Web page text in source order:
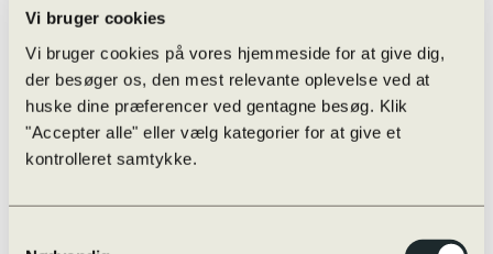
Vi bruger cookies
Vi bruger cookies på vores hjemmeside for at give dig,
der besøger os, den mest relevante oplevelse ved at
huske dine præferencer ved gentagne besøg. Klik
"Accepter alle" eller vælg kategorier for at give et
kontrolleret samtykke.
Studievejledere
Whistleblowerordning
Aktiviteter
Efter skoletid
Infoskærm liste
Kalender